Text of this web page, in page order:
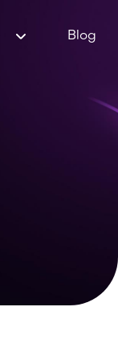
Blog